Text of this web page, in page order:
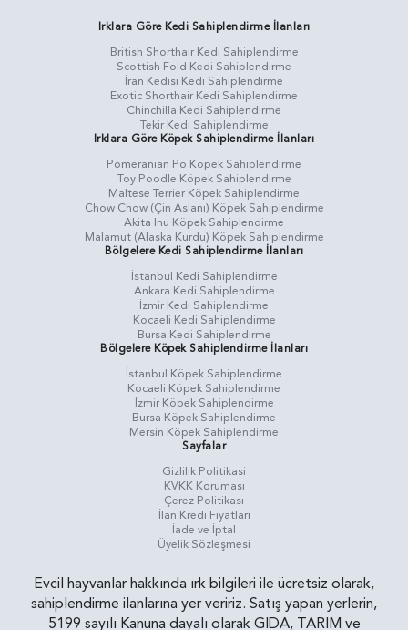
Irklara Göre Kedi Sahiplendirme İlanları
British Shorthair Kedi Sahiplendirme
Scottish Fold Kedi Sahiplendirme
İran Kedisi Kedi Sahiplendirme
Exotic Shorthair Kedi Sahiplendirme
Chinchilla Kedi Sahiplendirme
Tekir Kedi Sahiplendirme
Irklara Göre Köpek Sahiplendirme İlanları
Pomeranian Po Köpek Sahiplendirme
Toy Poodle Köpek Sahiplendirme
Maltese Terrier Köpek Sahiplendirme
Chow Chow (Çin Aslanı) Köpek Sahiplendirme
Akita Inu Köpek Sahiplendirme
Malamut (Alaska Kurdu) Köpek Sahiplendirme
Bölgelere Kedi Sahiplendirme İlanları
İstanbul Kedi Sahiplendirme
Ankara Kedi Sahiplendirme
İzmir Kedi Sahiplendirme
Kocaeli Kedi Sahiplendirme
Bursa Kedi Sahiplendirme
Bölgelere Köpek Sahiplendirme İlanları
İstanbul Köpek Sahiplendirme
Kocaeli Köpek Sahiplendirme
İzmir Köpek Sahiplendirme
Bursa Köpek Sahiplendirme
Mersin Köpek Sahiplendirme
Sayfalar
Gizlilik Politikasi
KVKK Koruması
Çerez Politikası
İlan Kredi Fiyatları
İade ve İptal
Üyelik Sözleşmesi
Evcil hayvanlar hakkında ırk bilgileri ile ücretsiz olarak,
sahiplendirme ilanlarına yer veririz. Satış yapan yerlerin,
5199 sayılı Kanuna dayalı olarak GIDA, TARIM ve